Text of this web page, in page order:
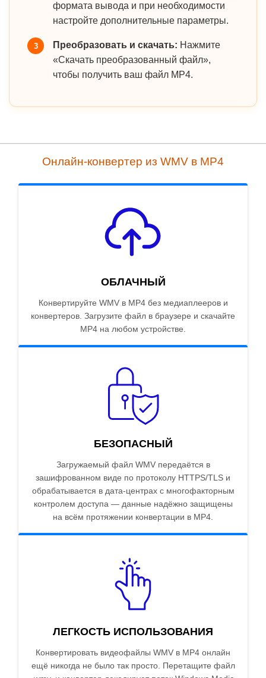
формата вывода и при необходимости
настройте дополнительные параметры.
3 Преобразовать и скачать: Нажмите
«Скачать преобразованный файл»,
чтобы получить ваш файл MP4.
Онлайн-конвертер из WMV в MP4
ОБЛАЧНЫЙ
Конвертируйте WMV в MP4 без медиаплееров и
конвертеров. Загрузите файл в браузере и скачайте
MP4 на любом устройстве.
БЕЗОПАСНЫЙ
Загружаемый файл WMV передаётся в
зашифрованном виде по протоколу HTTPS/TLS и
обрабатывается в дата-центрах с многофакторным
контролем доступа — данные надёжно защищены
на всём протяжении конвертации в MP4.
ЛЕГКОСТЬ ИСПОЛЬЗОВАНИЯ
Конвертировать видеофайлы WMV в MP4 онлайн
ещё никогда не было так просто. Перетащите файл